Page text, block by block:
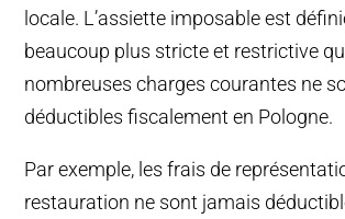
locale. L’assiette imposable est
beaucoup plus stricte et restrictive
nombreuses charges courantes ne
déductibles fiscalement en Pologne.
Par exemple, les frais de
restauration ne sont jamais